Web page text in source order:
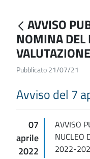
AVVISO
NOMINA DEL
VALUTAZIONE
Pubblicato 21/07/21
Avviso del 7
07
aprile
2022
AVVISO
NUCLEO
2022-